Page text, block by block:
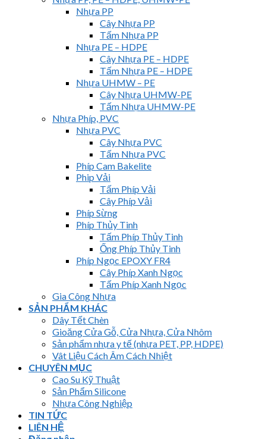
Nhựa PP
Cây Nhựa PP
Tấm Nhựa PP
Nhựa PE – HDPE
Cây Nhựa PE – HDPE
Tấm Nhựa PE – HDPE
Nhựa UHMW – PE
Cây Nhựa UHMW-PE
Tấm Nhựa UHMW-PE
Nhựa Phíp, PVC
Nhựa PVC
Cây Nhựa PVC
Tấm Nhựa PVC
Phíp Cam Bakelite
Phip Vải
Tấm Phíp Vải
Cây Phíp Vải
Phíp Sừng
Phíp Thủy Tinh
Tấm Phíp Thủy Tinh
Ống Phíp Thủy Tinh
Phíp Ngọc EPOXY FR4
Cây Phíp Xanh Ngọc
Tấm Phíp Xanh Ngọc
Gia Công Nhựa
SẢN PHẨM KHÁC
Dây Tết Chèn
Gioăng Cửa Gỗ, Cửa Nhựa, Cửa Nhôm
Sản phẩm nhựa y tế (nhựa PET, PP, HDPE)
Vât Liệu Cách Âm Cách Nhiệt
CHUYÊN MỤC
Cao Su Kỹ Thuật
Sản Phẩm Silicone
Nhựa Công Nghiệp
TIN TỨC
LIÊN HỆ